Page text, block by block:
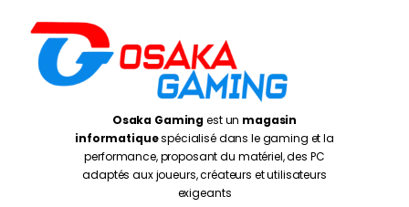
Osaka Gamingest un magasin
informatiquespécialisé dans le gaming et la
performance, proposant du matériel, des PC
adaptés aux joueurs, créateurs et utilisateurs
exigeants